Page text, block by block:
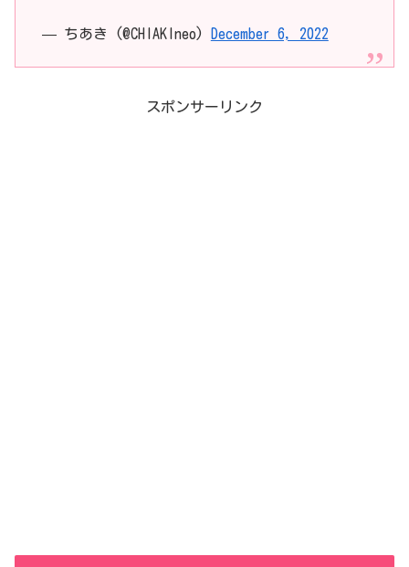
— ちあき (@CHIAKIneo) December 6, 2022
スポンサーリンク